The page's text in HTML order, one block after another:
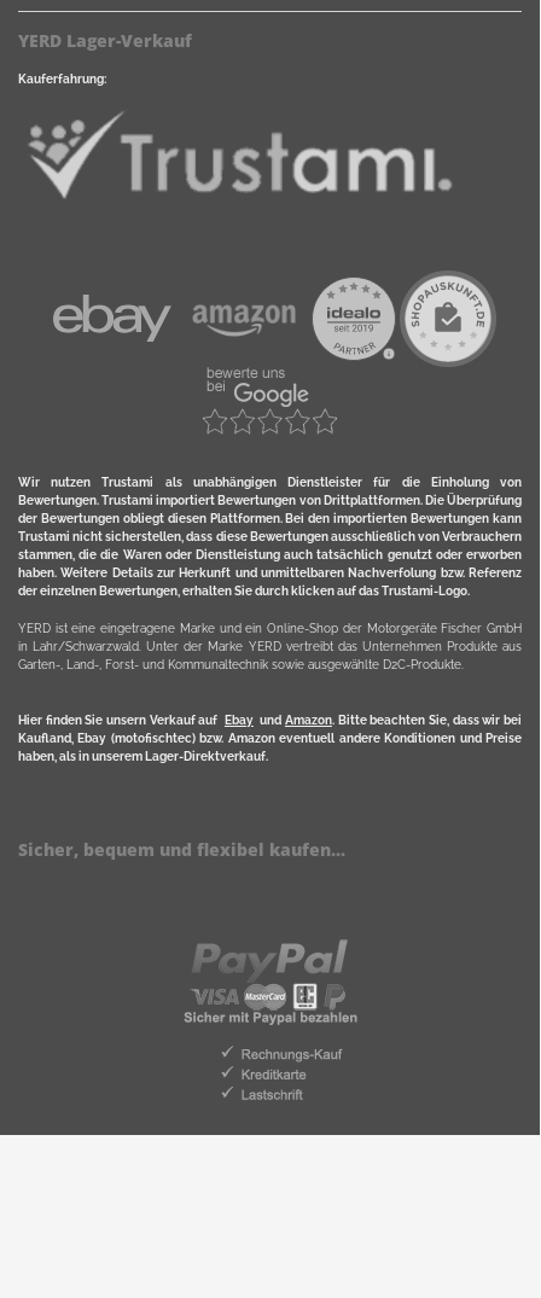
YERD Lager-Verkauf
Kauferfahrung:
Wir nutzen Trustami als unabhängigen Dienstleister für die Einholung von
Bewertungen. Trustami importiert Bewertungen von Drittplattformen. Die Überprüfung
der Bewertungen obliegt diesen Plattformen. Bei den importierten Bewertungen kann
Trustami nicht sicherstellen, dass diese Bewertungen ausschließlich von Verbrauchern
stammen, die die Waren oder Dienstleistung auch tatsächlich genutzt oder erworben
haben. Weitere Details zur Herkunft und unmittelbaren Nachverfolung bzw. Referenz
der einzelnen Bewertungen, erhalten Sie durch klicken auf das Trustami-Logo.
YERD ist eine eingetragene Marke und ein Online-Shop der Motorgeräte Fischer GmbH
in Lahr/Schwarzwald. Unter der Marke YERD vertreibt das Unternehmen Produkte aus
Garten-, Land-, Forst- und Kommunaltechnik sowie ausgewählte D2C-Produkte.
Hier finden Sie unsern Verkauf auf Ebayund Amazon. Bitte beachten Sie, dass wir bei
Kaufland, Ebay (motofischtec) bzw. Amazon eventuell andere Konditionen und Preise
haben, als in unserem Lager-Direktverkauf.
Sicher, bequem und flexibel kaufen...